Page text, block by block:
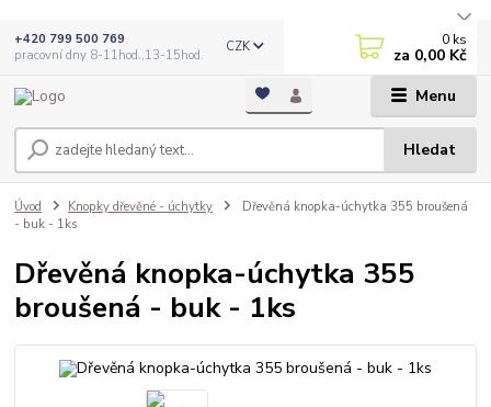
Menu
CZK
Hledat
+420 799 500 769
pracovní dny 8-11hod.,13-15hod.
0 ks
za 0,00 Kč
Úvod Knopky dřevěné - úchytky
Dřevěná knopka-úchytka 355 broušená
- buk - 1ks
Dřevěná knopka-úchytka 355
broušená - buk - 1ks